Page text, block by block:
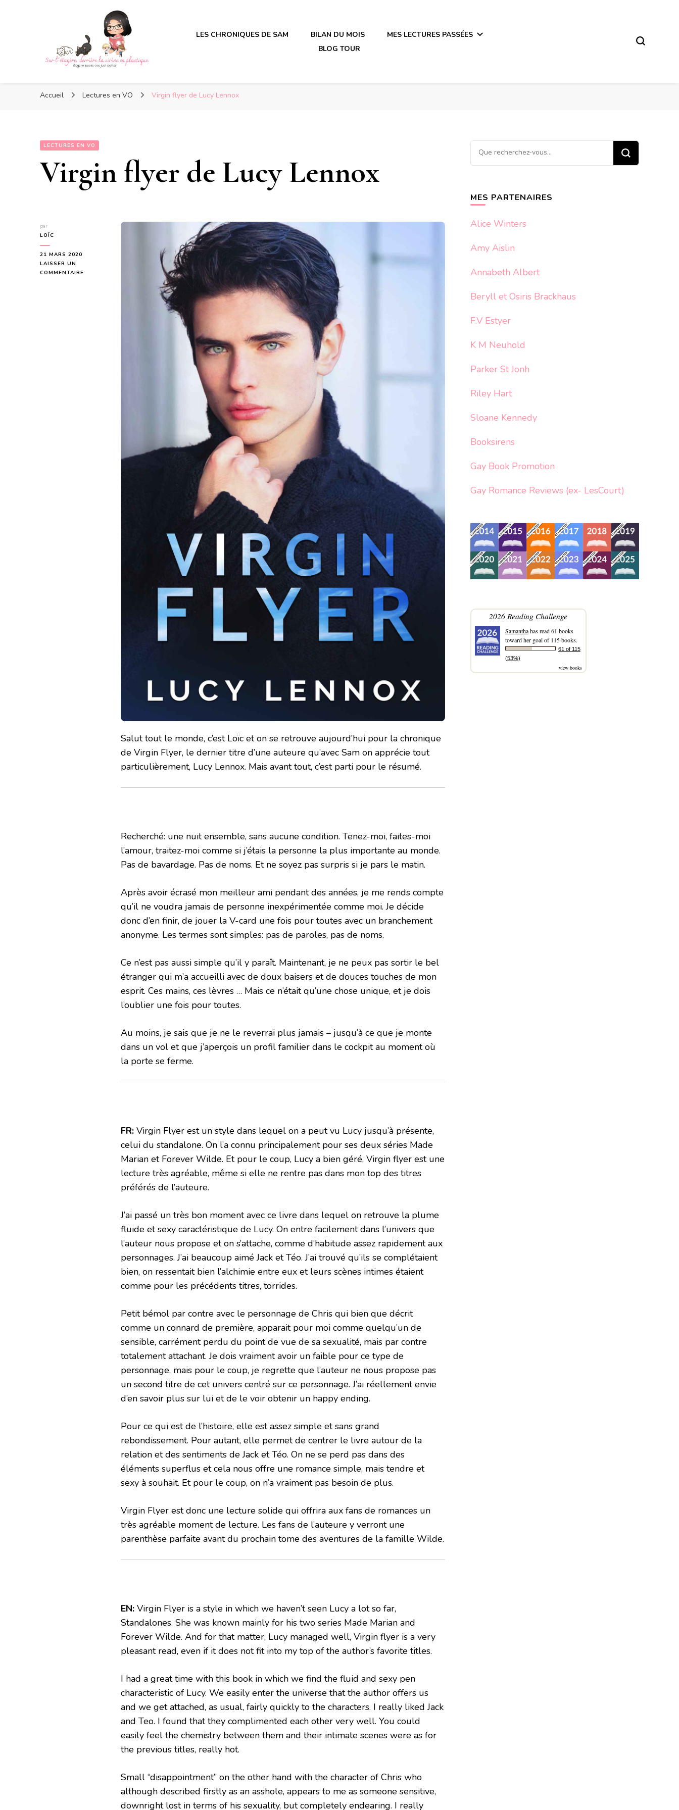
Sur l'étagère, derrière la sirène en plastique
LES CHRONIQUES DE SAM BILAN DU MOIS
MES LECTURES PASSÉES
BLOG TOUR
Accueil Lectures en VO Virgin flyer de Lucy Lennox
LECTURES EN VO
Virgin flyer de Lucy Lennox
par
LOÏC
21 MARS 2020
LAISSER UN
COMMENTAIRE
Salut tout le monde, c’est Loïc et on se retrouve aujourd’hui pour la chronique
de Virgin Flyer, le dernier titre d’une auteure qu’avec Sam on apprécie tout
particulièrement, Lucy Lennox. Mais avant tout, c’est parti pour le résumé.
Recherché: une nuit ensemble, sans aucune condition. Tenez-moi, faites-moi
l’amour, traitez-moi comme si j’étais la personne la plus importante au monde.
Pas de bavardage. Pas de noms. Et ne soyez pas surpris si je pars le matin.
Après avoir écrasé mon meilleur ami pendant des années, je me rends compte
qu’il ne voudra jamais de personne inexpérimentée comme moi. Je décide
donc d’en finir, de jouer la V-card une fois pour toutes avec un branchement
anonyme. Les termes sont simples: pas de paroles, pas de noms.
Ce n’est pas aussi simple qu’il y paraît. Maintenant, je ne peux pas sortir le bel
étranger qui m’a accueilli avec de doux baisers et de douces touches de mon
esprit. Ces mains, ces lèvres … Mais ce n’était qu’une chose unique, et je dois
l’oublier une fois pour toutes.
Au moins, je sais que je ne le reverrai plus jamais – jusqu’à ce que je monte
dans un vol et que j’aperçois un profil familier dans le cockpit au moment où
la porte se ferme.
FR: Virgin Flyer est un style dans lequel on a peut vu Lucy jusqu’à présente,
celui du standalone. On l’a connu principalement pour ses deux séries Made
Marian et Forever Wilde. Et pour le coup, Lucy a bien géré, Virgin flyer est une
lecture très agréable, même si elle ne rentre pas dans mon top des titres
préférés de l’auteure.
J’ai passé un très bon moment avec ce livre dans lequel on retrouve la plume
fluide et sexy caractéristique de Lucy. On entre facilement dans l’univers que
l’auteur nous propose et on s’attache, comme d’habitude assez rapidement aux
personnages. J’ai beaucoup aimé Jack et Téo. J’ai trouvé qu’ils se complétaient
bien, on ressentait bien l’alchimie entre eux et leurs scènes intimes étaient
comme pour les précédents titres, torrides.
Petit bémol par contre avec le personnage de Chris qui bien que décrit
comme un connard de première, apparait pour moi comme quelqu’un de
sensible, carrément perdu du point de vue de sa sexualité, mais par contre
totalement attachant. Je dois vraiment avoir un faible pour ce type de
personnage, mais pour le coup, je regrette que l’auteur ne nous propose pas
un second titre de cet univers centré sur ce personnage. J’ai réellement envie
d’en savoir plus sur lui et de le voir obtenir un happy ending.
Pour ce qui est de l’histoire, elle est assez simple et sans grand
rebondissement. Pour autant, elle permet de centrer le livre autour de la
relation et des sentiments de Jack et Téo. On ne se perd pas dans des
éléments superflus et cela nous offre une romance simple, mais tendre et
sexy à souhait. Et pour le coup, on n’a vraiment pas besoin de plus.
Virgin Flyer est donc une lecture solide qui offrira aux fans de romances un
très agréable moment de lecture. Les fans de l’auteure y verront une
parenthèse parfaite avant du prochain tome des aventures de la famille Wilde.
EN: Virgin Flyer is a style in which we haven’t seen Lucy a lot so far,
Standalones. She was known mainly for his two series Made Marian and
Forever Wilde. And for that matter, Lucy managed well, Virgin flyer is a very
pleasant read, even if it does not fit into my top of the author’s favorite titles.
I had a great time with this book in which we find the fluid and sexy pen
characteristic of Lucy. We easily enter the universe that the author offers us
and we get attached, as usual, fairly quickly to the characters. I really liked Jack
and Teo. I found that they complimented each other very well. You could
easily feel the chemistry between them and their intimate scenes were as for
the previous titles, really hot.
Small “disappointment” on the other hand with the character of Chris who
although described firstly as an asshole, appears to me as someone sensitive,
downright lost in terms of his sexuality, but completely endearing. I really
Vous
recherchiez
MES PARTENAIRES
Alice Winters
Amy Aislin
Annabeth Albert
Beryll et Osiris Brackhaus
F.V Estyer
K M Neuhold
Parker St Jonh
Riley Hart
Sloane Kennedy
Booksirens
Gay Book Promotion
Gay Romance Reviews (ex- LesCourt)
2026 Reading Challenge
Samanthahas read 61 books
toward her goal of 115 books.
61 of 115
(53%)
view books